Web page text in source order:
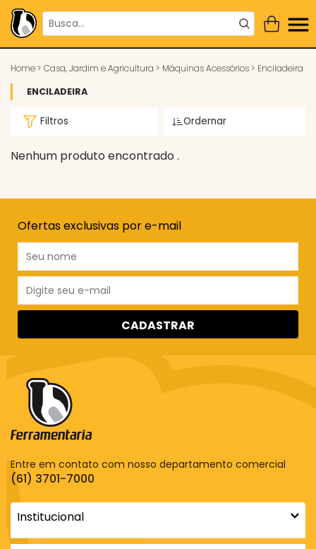
Home > Casa, Jardim e Agricultura > Máquinas Acessórios > Enciladeira
ENCILADEIRA
Filtros Ordernar
Nenhum produto encontrado .
Ofertas exclusivas por e-mail
CADASTRAR
Entre em contato com nosso departamento comercial
(61) 3701-7000
Institucional